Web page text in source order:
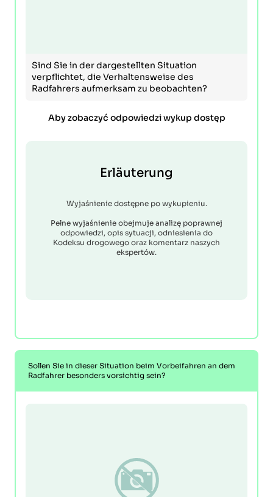
Sind Sie in der dargestellten Situation
verpflichtet, die Verhaltensweise des
Radfahrers aufmerksam zu beobachten?
Aby zobaczyć odpowiedzi wykup dostęp
Erläuterung
Wyjaśnienie dostępne po wykupieniu.
Pełne wyjaśnienie obejmuje analizę poprawnej
odpowiedzi, opis sytuacji, odniesienia do
Kodeksu drogowego oraz komentarz naszych
ekspertów.
Sollen Sie in dieser Situation beim Vorbeifahren an dem
Radfahrer besonders vorsichtig sein?